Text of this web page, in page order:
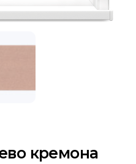
кремона